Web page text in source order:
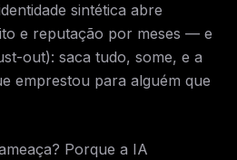
sintética abre
e reputação por meses — e
out): saca tudo, some, e a
emprestou para alguém que
Porque a IA